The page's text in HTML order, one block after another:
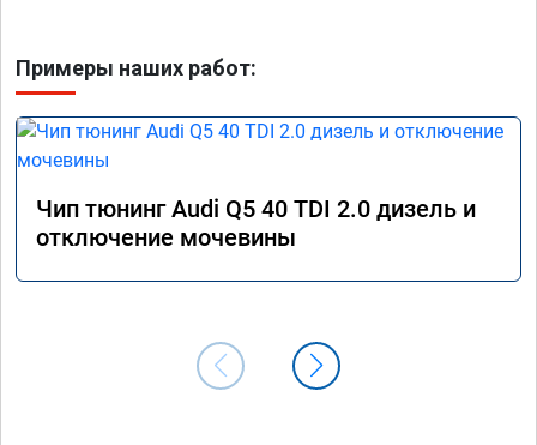
Примеры наших работ:
Чип тюнинг Audi Q5 40 TDI 2.0 дизель и
отключение мочевины